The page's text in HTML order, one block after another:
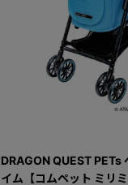
DRAGON QUEST PETs
イム【コムペット ミリミ